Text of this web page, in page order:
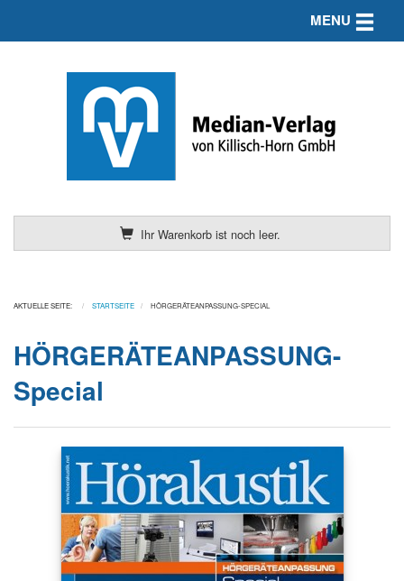
Ihr Warenkorb ist noch leer.
MENU Toggle
AKTUELLE SEITE: STARTSEITE HÖRGERÄTEANPASSUNG-SPECIAL
HÖRGERÄTEANPASSUNG-
Special